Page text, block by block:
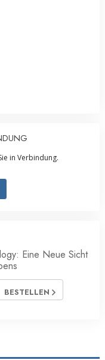
in Verbindung.
Eine Neue Sicht
BESTELLEN